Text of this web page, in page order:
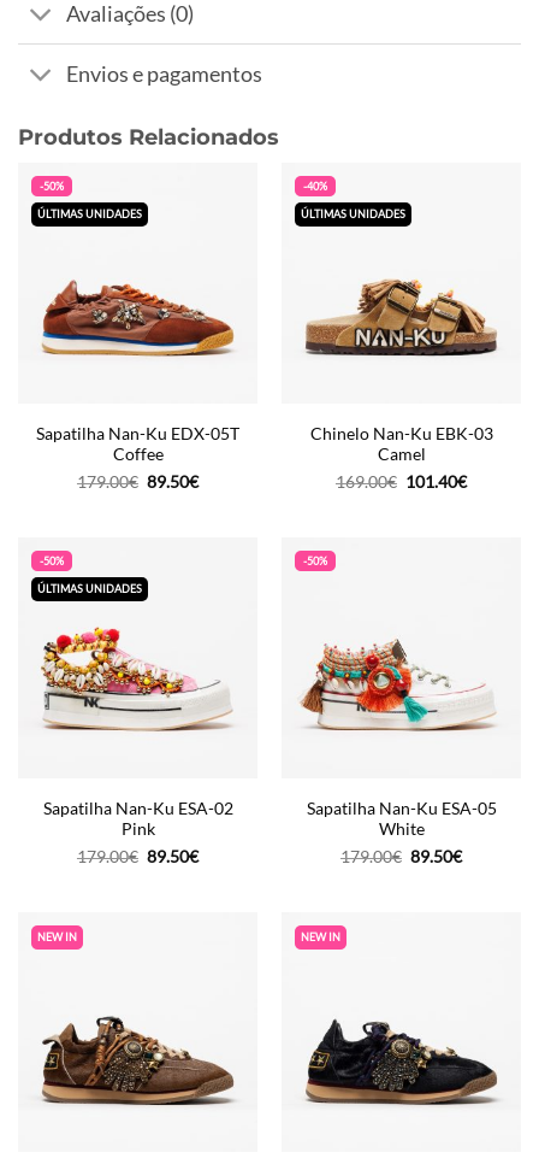
Avaliações (0)
Envios e pagamentos
Produtos Relacionados
-50%
ÚLTIMAS UNIDADES
Sapatilha Nan-Ku EDX-05T
Coffee
179.00€ O
89.50€O
-40%
ÚLTIMAS UNIDADES
Chinelo Nan-Ku EBK-03
Camel
169.00€ O
101.40€O
-50%
ÚLTIMAS UNIDADES
Sapatilha Nan-Ku ESA-02
Pink
179.00€ O
89.50€O
-50%
Sapatilha Nan-Ku ESA-05
White
179.00€ O
89.50€O
NEW IN NEW IN